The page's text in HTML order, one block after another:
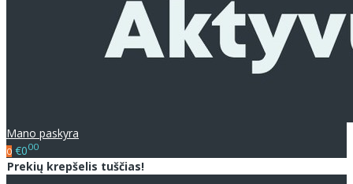
Mano paskyra
0 €000
Prekių krepšelis tuščias!